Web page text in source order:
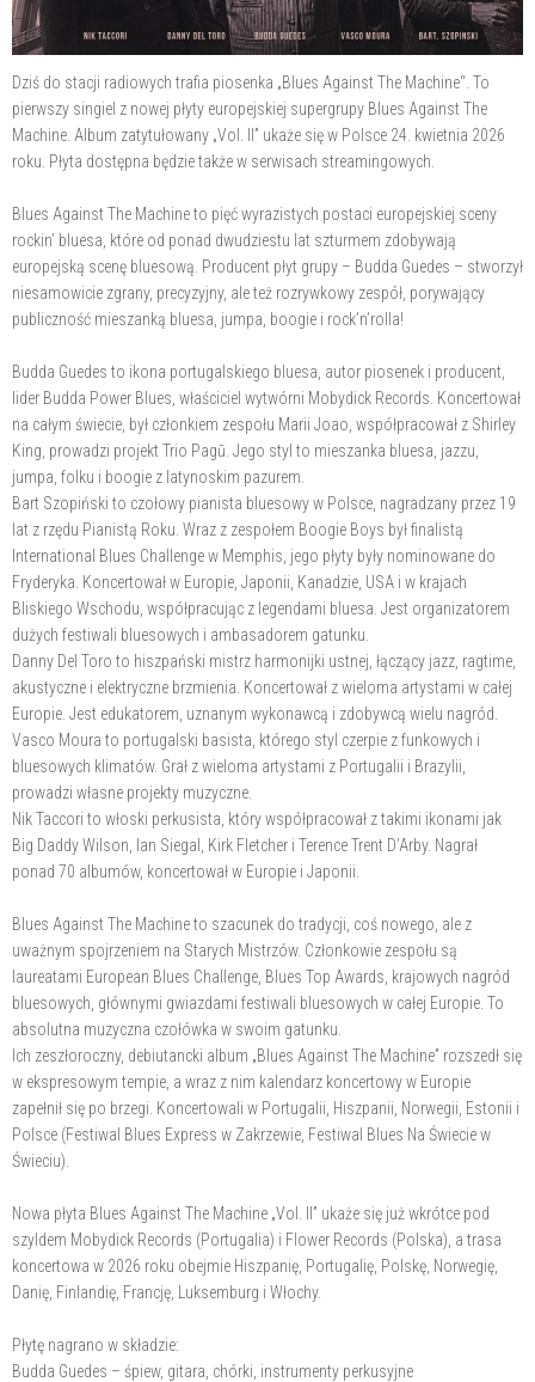
Dziś do stacji radiowych trafia piosenka „Blues Against The Machine“. To
pierwszy singiel z nowej płyty europejskiej supergrupy Blues Against The
Machine. Album zatytułowany „Vol. II” ukaże się w Polsce 24. kwietnia 2026
roku. Płyta dostępna będzie także w serwisach streamingowych.
Blues Against The Machine to pięć wyrazistych postaci europejskiej sceny
rockin’ bluesa, które od ponad dwudziestu lat szturmem zdobywają
europejską scenę bluesową. Producent płyt grupy – Budda Guedes – stworzył
niesamowicie zgrany, precyzyjny, ale też rozrywkowy zespół, porywający
publiczność mieszanką bluesa, jumpa, boogie i rock’n’rolla!
Budda Guedes to ikona portugalskiego bluesa, autor piosenek i producent,
lider Budda Power Blues, właściciel wytwórni Mobydick Records. Koncertował
na całym świecie, był członkiem zespołu Marii Joao, współpracował z Shirley
King, prowadzi projekt Trio Pagū. Jego styl to mieszanka bluesa, jazzu,
jumpa, folku i boogie z latynoskim pazurem.
Bart Szopiński to czołowy pianista bluesowy w Polsce, nagradzany przez 19
lat z rzędu Pianistą Roku. Wraz z zespołem Boogie Boys był finalistą
International Blues Challenge w Memphis, jego płyty były nominowane do
Fryderyka. Koncertował w Europie, Japonii, Kanadzie, USA i w krajach
Bliskiego Wschodu, współpracując z legendami bluesa. Jest organizatorem
dużych festiwali bluesowych i ambasadorem gatunku.
Danny Del Toro to hiszpański mistrz harmonijki ustnej, łączący jazz, ragtime,
akustyczne i elektryczne brzmienia. Koncertował z wieloma artystami w całej
Europie. Jest edukatorem, uznanym wykonawcą i zdobywcą wielu nagród.
Vasco Moura to portugalski basista, którego styl czerpie z funkowych i
bluesowych klimatów. Grał z wieloma artystami z Portugalii i Brazylii,
prowadzi własne projekty muzyczne.
Nik Taccori to włoski perkusista, który współpracował z takimi ikonami jak
Big Daddy Wilson, Ian Siegal, Kirk Fletcher i Terence Trent D’Arby. Nagrał
ponad 70 albumów, koncertował w Europie i Japonii.
Blues Against The Machine to szacunek do tradycji, coś nowego, ale z
uważnym spojrzeniem na Starych Mistrzów. Członkowie zespołu są
laureatami European Blues Challenge, Blues Top Awards, krajowych nagród
bluesowych, głównymi gwiazdami festiwali bluesowych w całej Europie. To
absolutna muzyczna czołówka w swoim gatunku.
Ich zeszłoroczny, debiutancki album „Blues Against The Machine” rozszedł się
w ekspresowym tempie, a wraz z nim kalendarz koncertowy w Europie
zapełnił się po brzegi. Koncertowali w Portugalii, Hiszpanii, Norwegii, Estonii i
Polsce (Festiwal Blues Express w Zakrzewie, Festiwal Blues Na Świecie w
Świeciu).
Nowa płyta Blues Against The Machine „Vol. II” ukaże się już wkrótce pod
szyldem Mobydick Records (Portugalia) i Flower Records (Polska), a trasa
koncertowa w 2026 roku obejmie Hiszpanię, Portugalię, Polskę, Norwegię,
Danię, Finlandię, Francję, Luksemburg i Włochy.
Płytę nagrano w składzie:
Budda Guedes – śpiew, gitara, chórki, instrumenty perkusyjne